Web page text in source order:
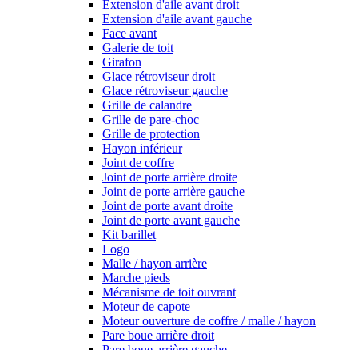
Extension d'aile avant droit
Extension d'aile avant gauche
Face avant
Galerie de toit
Girafon
Glace rétroviseur droit
Glace rétroviseur gauche
Grille de calandre
Grille de pare-choc
Grille de protection
Hayon inférieur
Joint de coffre
Joint de porte arrière droite
Joint de porte arrière gauche
Joint de porte avant droite
Joint de porte avant gauche
Kit barillet
Logo
Malle / hayon arrière
Marche pieds
Mécanisme de toit ouvrant
Moteur de capote
Moteur ouverture de coffre / malle / hayon
Pare boue arrière droit